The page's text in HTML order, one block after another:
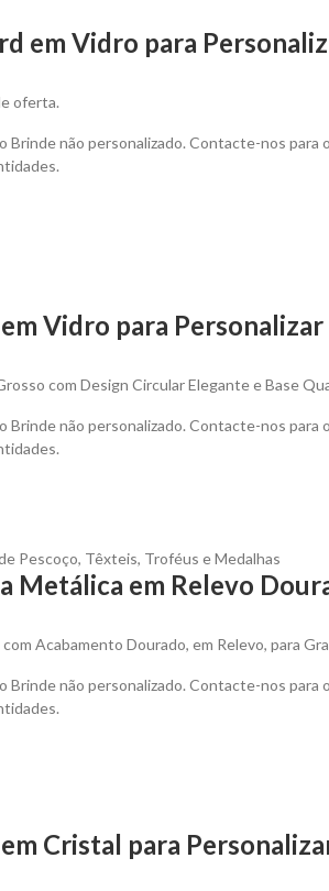
em Vidro para
oferta.
Brinde não personalizado. Contacte-nos para
Vidro para Personalizar
com Design Circular Elegante e Base
Brinde não personalizado. Contacte-nos para
Pescoço, Têxteis, Troféus e Medalhas
Metálica em Relevo
Acabamento Dourado, em Relevo, para
Brinde não personalizado. Contacte-nos para
Cristal para